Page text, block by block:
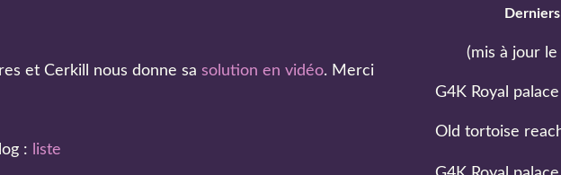
et Cerkill nous donne sa solution en vidéo. Merci
: liste
(mis à jour
G4K Royal
Old tortoise